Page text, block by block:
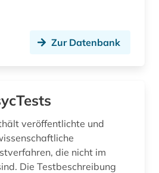
sonderpädagogik (2)
sozialforschung (1)
sozialmanagement (1)
Zur Datenbank
veröffentlichte und
die nicht im
Die Testbeschreibung